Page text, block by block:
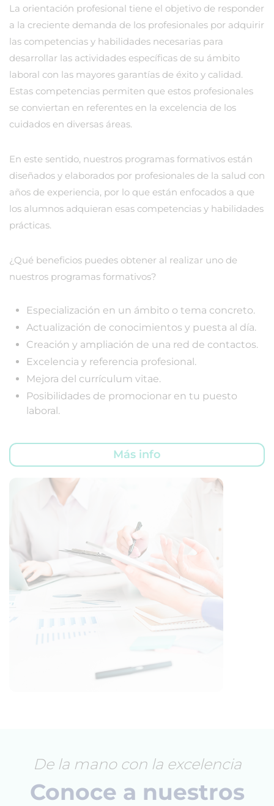
La orientación profesional tiene el objetivo de responder
a la creciente demanda de los profesionales por adquirir
las competencias y habilidades necesarias para
desarrollar las actividades específicas de su ámbito
laboral con las mayores garantías de éxito y calidad.
Estas competencias permiten que estos profesionales
se conviertan en referentes en la excelencia de los
cuidados en diversas áreas.
En este sentido, nuestros programas formativos están
diseñados y elaborados por profesionales de la salud con
años de experiencia, por lo que están enfocados a que
los alumnos adquieran esas competencias y habilidades
prácticas.
¿Qué beneficios puedes obtener al realizar uno de
nuestros programas formativos?
Especialización en un ámbito o tema concreto.
Actualización de conocimientos y puesta al día.
Creación y ampliación de una red de contactos.
Excelencia y referencia profesional.
Mejora del currículum vitae.
Posibilidades de promocionar en tu puesto
laboral.
Más info
De la mano con la excelencia
Conoce a nuestros